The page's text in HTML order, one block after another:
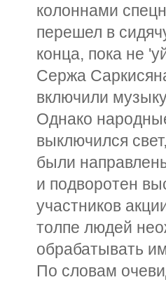
колоннами
перешел в
конца, пока не
Сержа
включили
Однако
выключился
были
и подворотен
участников
толпе людей
обрабатывать
По словам